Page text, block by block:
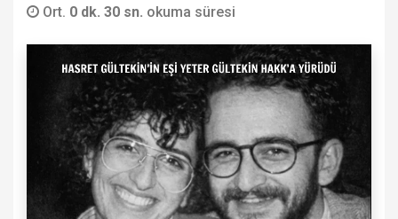
Ort. 0 dk. 30 sn. okuma süresi